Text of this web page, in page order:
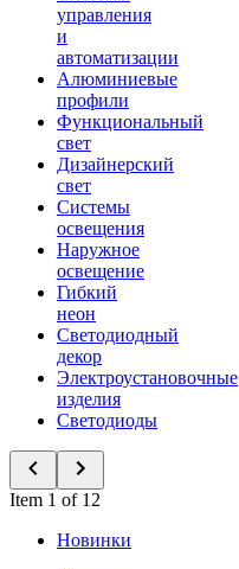
управления
и
автоматизации
Алюминиевые
профили
Функциональный
свет
Дизайнерский
свет
Системы
освещения
Наружное
освещение
Гибкий
неон
Светодиодный
декор
Электроустановочные
изделия
Светодиоды
Item 1 of 12
Новинки